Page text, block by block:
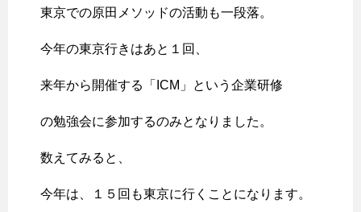
東京での原田メソッドの活動も一段落。
今年の東京行きはあと１回、
来年から開催する「ICM」という企業研修
の勉強会に参加するのみとなりました。
数えてみると、
今年は、１５回も東京に行くことになります。